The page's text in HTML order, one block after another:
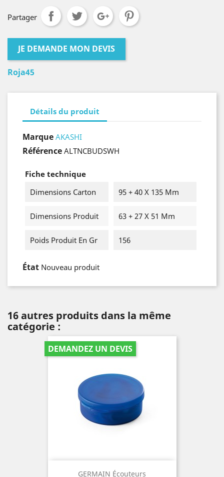
Partager
JE DEMANDE MON DEVIS
Roja45
Détails du produit
Marque AKASHI
Référence ALTNCBUDSWH
Fiche technique
Dimensions Carton
95 + 40 X 135 Mm
Dimensions Produit 63 + 27 X 51 Mm
Poids Produit En Gr 156
État Nouveau produit
16 autres produits dans la même
catégorie :
GERMAIN Écouteurs
DEMANDEZ UN DEVIS